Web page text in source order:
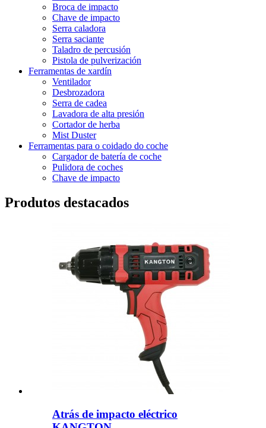
Broca de impacto
Chave de impacto
Serra caladora
Serra saciante
Taladro de percusión
Pistola de pulverización
Ferramentas de xardín
Ventilador
Desbrozadora
Serra de cadea
Lavadora de alta presión
Cortador de herba
Mist Duster
Ferramentas para o coidado do coche
Cargador de batería de coche
Pulidora de coches
Chave de impacto
Produtos destacados
Atrás de impacto eléctrico